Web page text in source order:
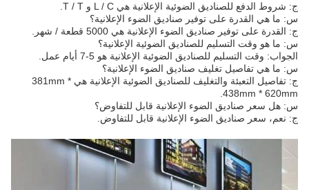
ج: شروط الدفع للصناديق الضوئية الإعلانية هي L / C و T / T.
س: ما هي القدرة على توفير صناديق الضوء الإعلانية؟
ج: القدرة على توفير صناديق الضوء الإعلانية هي 5000 قطعة / شهر.
س: ما هو وقت التسليم للصناديق الضوئية الإعلانية؟
الجواب: وقت التسليم للصناديق الضوئية الإعلانية هو 5-7 أيام عمل.
س: ما هي تفاصيل تغليف صناديق الضوء الإعلانية؟
ج: تفاصيل التعبئة والتغليف للصناديق الضوئية الإعلانية هي 381mm *
438mm * 620mm.
س: هل سعر صناديق الضوء الإعلانية قابل للتفاوض؟
ج: نعم، سعر صناديق الضوء الإعلانية قابل للتفاوض.